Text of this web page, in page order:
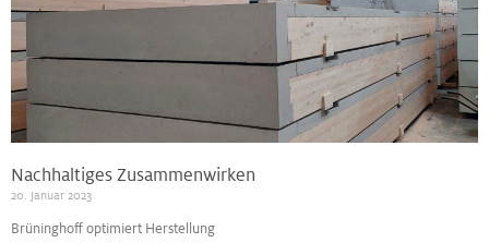
Nachhaltiges Zusammenwirken
20. Januar 2023
Brüninghoff optimiert Herstellung